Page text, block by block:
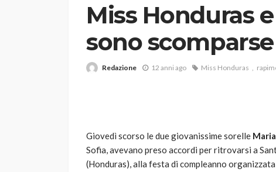
Miss Honduras
sono scomparse
Redazione 12 anni ago Miss Honduras
Giovedì scorso le due giovanissime sorelle
Sofia, avevano preso accordi per ritrovarsi a
(Honduras), alla festa di compleanno